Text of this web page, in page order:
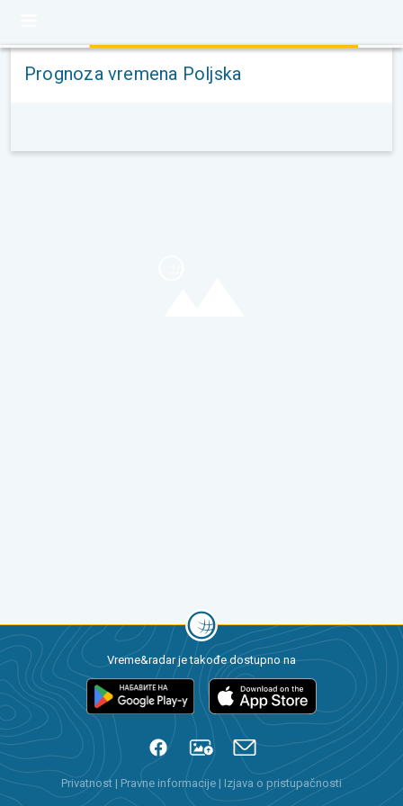
Prognoza vremena Poljska
Vreme&radar je takođe dostupno na
Privatnost | Pravne informacije | Izjava o pristupačnosti